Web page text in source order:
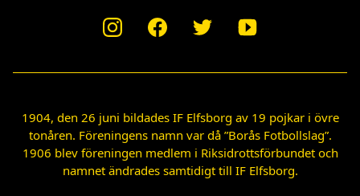
1904, den 26 juni bildades IF Elfsborg av 19 pojkar i övre
tonåren. Föreningens namn var då ”Borås Fotbollslag”.
1906 blev föreningen medlem i Riksidrottsförbundet och
namnet ändrades samtidigt till IF Elfsborg.